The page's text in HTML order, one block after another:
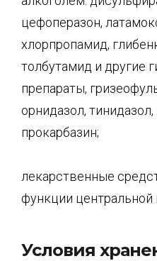
цефоперазон,
хлорпропамид,
толбутамид и другие
препараты,
орнидазол,
прокарбазин;
лекарственные
функции центральной
Условия